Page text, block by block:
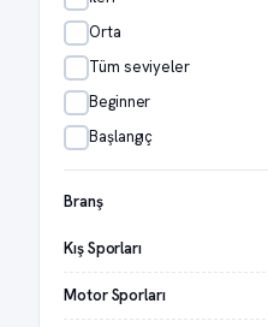
Orta
Tüm seviyeler
Beginner
Başlangıç
Branş
Kış Sporları
Motor Sporları